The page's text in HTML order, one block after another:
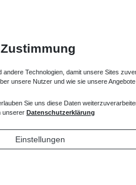
Duschsystem ohne Armatur
405,30 € *
*inkl. ges. MwSt.
Technologien, damit unsere Sites
unsere Nutzer und wie sie unsere
Sie uns diese Daten
unserer Datenschutzerklärung
Einstellungen